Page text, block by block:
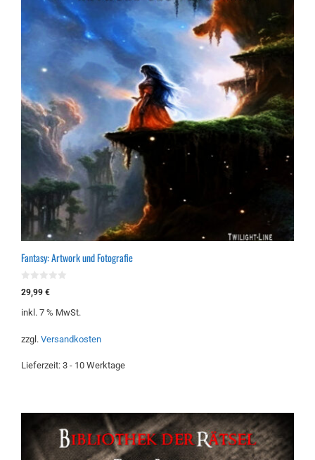
Fantasy: Artwork und Fotografie
0
v
n
29,99 €
inkl. 7 % MwSt.
zzgl. Versandkosten
Lieferzeit: 3 - 10 Werktage